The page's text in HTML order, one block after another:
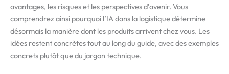
avantages, les risques et les perspectives d’avenir. Vous
comprendrez ainsi pourquoi l’IA dans la logistique détermine
désormais la manière dont les produits arrivent chez vous. Les
idées restent concrètes tout au long du guide, avec des exemples
concrets plutôt que du jargon technique.